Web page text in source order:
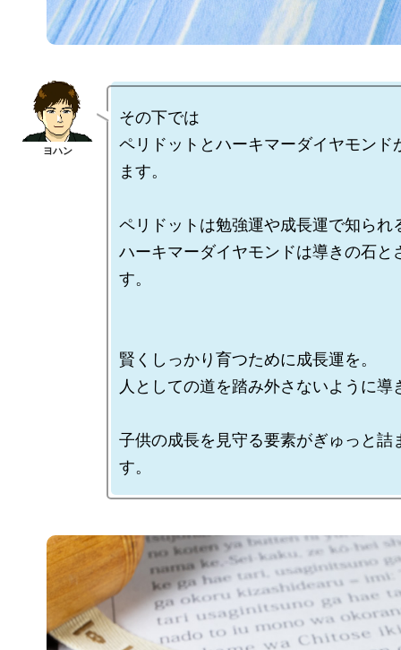
その下では
ペリドットとハーキマーダイヤモンド
ます。
ペリドットは勉強運や成長運で知られ
ハーキマーダイヤモンドは導きの石と
す。
賢くしっかり育つために成長運を。
人としての道を踏み外さないように導
子供の成長を見守る要素がぎゅっと詰